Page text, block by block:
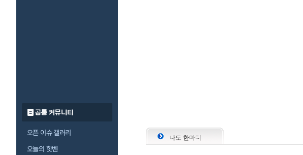
공통 커뮤니티
오픈 이슈 갤러리
오늘의 핫벤
나도 한마디